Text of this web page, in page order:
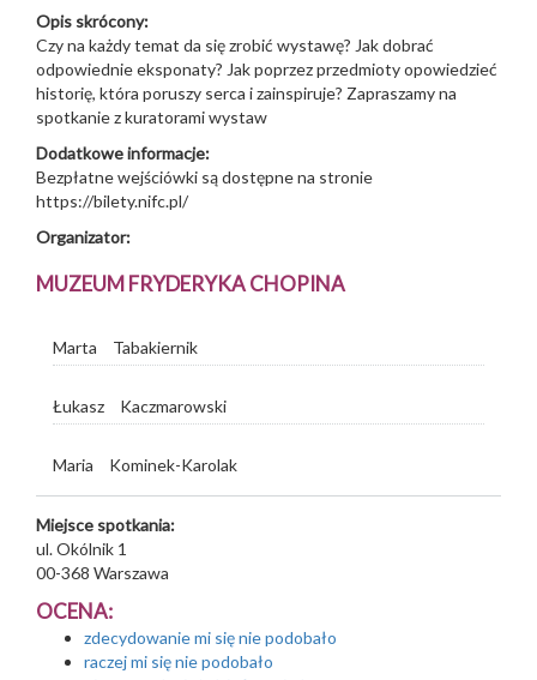
Opis skrócony:
Czy na każdy temat da się zrobić wystawę? Jak dobrać
odpowiednie eksponaty? Jak poprzez przedmioty opowiedzieć
historię, która poruszy serca i zainspiruje? Zapraszamy na
spotkanie z kuratorami wystaw
Dodatkowe informacje:
Bezpłatne wejściówki są dostępne na stronie
https://bilety.nifc.pl/
Organizator:
MUZEUM FRYDERYKA CHOPINA
Marta Tabakiernik
Łukasz Kaczmarowski
Maria Kominek-Karolak
Miejsce spotkania:
ul. Okólnik 1
00-368 Warszawa
OCENA:
zdecydowanie mi się nie podobało
raczej mi się nie podobało